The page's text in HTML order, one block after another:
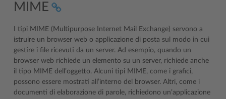
MIME
I tipi MIME (Multipurpose Internet Mail Exchange) servono a
istruire un browser web o applicazione di posta sul modo in cui
gestire i file ricevuti da un server. Ad esempio, quando un
browser web richiede un elemento su un server, richiede anche
il tipo MIME dell’oggetto. Alcuni tipi MIME, come i grafici,
possono essere mostrati all’interno del browser. Altri, come i
documenti di elaborazione di parole, richiedono un’applicazione